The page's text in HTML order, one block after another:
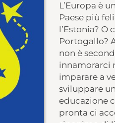
L’Europa è
Paese più
l’Estonia?
Portogallo?
non è
innamorarci
imparare a
sviluppare
educazione
pronta ci